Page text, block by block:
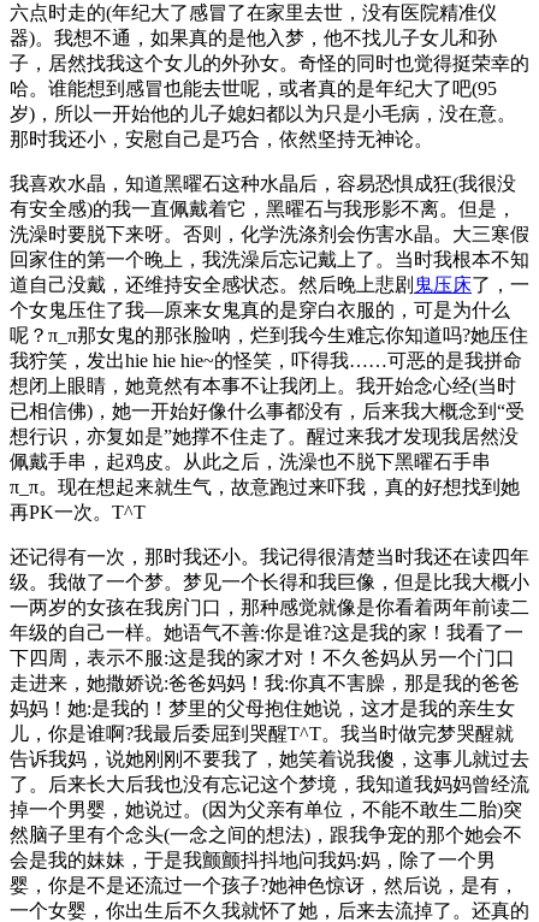
六点时走的(年纪大了感冒了在家里去世，没有医院精准仪
器)。我想不通，如果真的是他入梦，他不找儿子女儿和孙
子，居然找我这个女儿的外孙女。奇怪的同时也觉得挺荣幸的
哈。谁能想到感冒也能去世呢，或者真的是年纪大了吧(95
岁)，所以一开始他的儿子媳妇都以为只是小毛病，没在意。
那时我还小，安慰自己是巧合，依然坚持无神论。
我喜欢水晶，知道黑曜石这种水晶后，容易恐惧成狂(我很没
有安全感)的我一直佩戴着它，黑曜石与我形影不离。但是，
洗澡时要脱下来呀。否则，化学洗涤剂会伤害水晶。大三寒假
回家住的第一个晚上，我洗澡后忘记戴上了。当时我根本不知
道自己没戴，还维持安全感状态。然后晚上悲剧 鬼压床了，一
个女鬼压住了我––原来女鬼真的是穿白衣服的，可是为什么
呢？π_π那女鬼的那张脸呐，烂到我今生难忘你知道吗?她压住
我狞笑，发出hie hie hie~的怪笑，吓得我……可恶的是我拼命
想闭上眼睛，她竟然有本事不让我闭上。我开始念心经(当时
已相信佛)，她一开始好像什么事都没有，后来我大概念到“受
想行识，亦复如是”她撑不住走了。醒过来我才发现我居然没
佩戴手串，起鸡皮。从此之后，洗澡也不脱下黑曜石手串
π_π。现在想起来就生气，故意跑过来吓我，真的好想找到她
再PK一次。T^T
还记得有一次，那时我还小。我记得很清楚当时我还在读四年
级。我做了一个梦。梦见一个长得和我巨像，但是比我大概小
一两岁的女孩在我房门口，那种感觉就像是你看着两年前读二
年级的自己一样。她语气不善:你是谁?这是我的家！我看了一
下四周，表示不服:这是我的家才对！不久爸妈从另一个门口
走进来，她撒娇说:爸爸妈妈！我:你真不害臊，那是我的爸爸
妈妈！她:是我的！梦里的父母抱住她说，这才是我的亲生女
儿，你是谁啊?我最后委屈到哭醒T^T。我当时做完梦哭醒就
告诉我妈，说她刚刚不要我了，她笑着说我傻，这事儿就过去
了。后来长大后我也没有忘记这个梦境，我知道我妈妈曾经流
掉一个男婴，她说过。(因为父亲有单位，不能不敢生二胎)突
然脑子里有个念头(一念之间的想法)，跟我争宠的那个她会不
会是我的妹妹，于是我颤颤抖抖地问我妈:妈，除了一个男
婴，你是不是还流过一个孩子?她神色惊讶，然后说，是有，
一个女婴，你出生后不久我就怀了她，后来去流掉了。还真的